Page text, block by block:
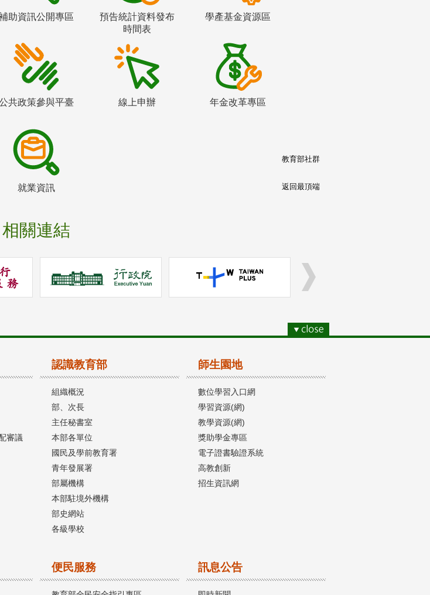
助資訊公開專區
預告統計資料發布
時間表
學產基金資源區
共政策參與平臺 線上申辦 年金改革專區
就業資訊
相關連結
教育部社群
返回最頂端
審議
認識教育部
組織概況
部、次長
主任秘書室
本部各單位
國民及學前教育署
青年發展署
部屬機構
本部駐境外機構
部史網站
各級學校
師生園地
數位學習入口網
學習資源(網)
教學資源(網)
獎助學金專區
電子證書驗證系統
高教創新
招生資訊網
便民服務 訊息公告